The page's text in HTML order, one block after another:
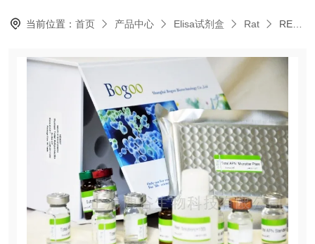
当前位置：首页 产品中心 Elisa试剂盒 Rat REC036大鼠钙防卫蛋白